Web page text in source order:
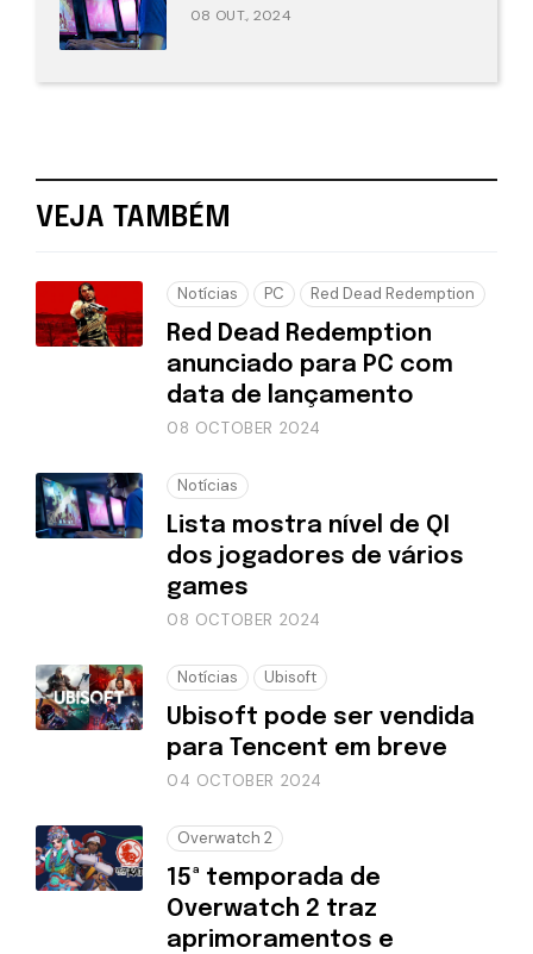
08 OUT., 2024
VEJA TAMBÉM
Notícias PC Red Dead Redemption
Red Dead Redemption
anunciado para PC com
data de lançamento
08 OCTOBER 2024
Notícias
Lista mostra nível de QI
dos jogadores de vários
games
08 OCTOBER 2024
Notícias Ubisoft
Ubisoft pode ser vendida
para Tencent em breve
04 OCTOBER 2024
Overwatch 2
15ª temporada de
Overwatch 2 traz
aprimoramentos e